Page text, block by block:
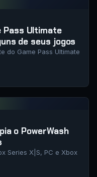
Pass Ultimate
de seus jogos
do Game Pass Ultimate
o PowerWash
Series X|S, PC e Xbox